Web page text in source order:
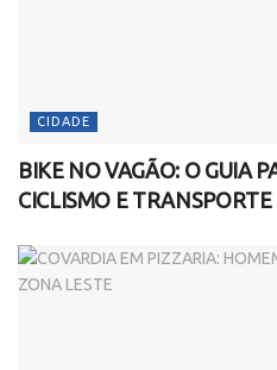
CIDADE
BIKE NO VAGÃO: O GUIA
CICLISMO E TRANSPORTE